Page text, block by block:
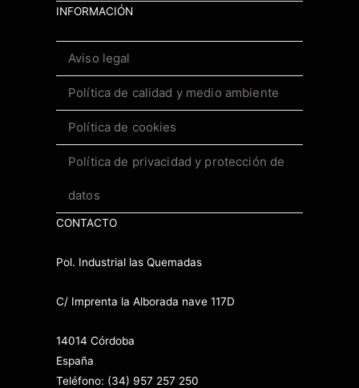
INFORMACIÓN
Aviso legal
Política de calidad y medio ambiente
Política de cookies
Política de privacidad y protección de
datos
CONTACTO
Pol. Industrial las Quemadas
C/ Imprenta la Alborada nave 117D
14014 Córdoba
España
Teléfono: (34) 957 257 250